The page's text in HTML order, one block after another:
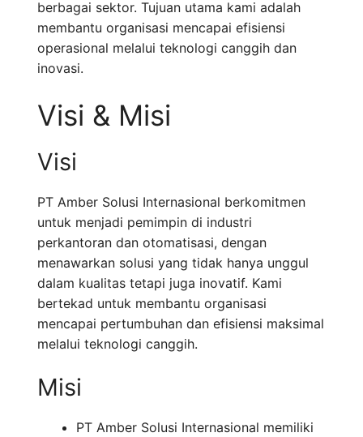
berbagai sektor. Tujuan utama kami adalah
membantu organisasi mencapai efisiensi
operasional melalui teknologi canggih dan
inovasi.
Visi & Misi
Visi
PT Amber Solusi Internasional berkomitmen
untuk menjadi pemimpin di industri
perkantoran dan otomatisasi, dengan
menawarkan solusi yang tidak hanya unggul
dalam kualitas tetapi juga inovatif. Kami
bertekad untuk membantu organisasi
mencapai pertumbuhan dan efisiensi maksimal
melalui teknologi canggih.
Misi
PT Amber Solusi Internasional memiliki